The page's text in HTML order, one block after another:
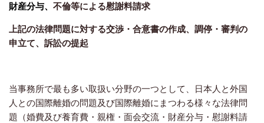
財産分与、 不倫等による慰謝料請求
上記の法律問題に対する交渉・合意書の作成、調停・審判の
申立て、訴訟の提起
当事務所で最も多い取扱い分野の一つとして、日本人と外国
人との国際離婚の問題及び国際離婚にまつわる様々な法律問
題（婚費及び養育費・親権・面会交流・財産分与・慰謝料請